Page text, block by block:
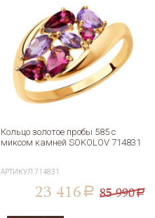
Кольцо золотое пробы 585 с
миксом камней SOKOLOV 714831
АРТИКУЛ714831
23 416 a 85 990a